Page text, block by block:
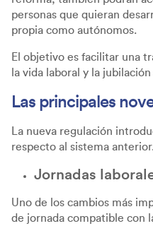
personas que quieran
propia como autónomos.
El objetivo es facilitar una
la vida laboral y la
Las principales
La nueva regulación
respecto al sistema
Jornadas
Uno de los cambios más
de jornada compatible con